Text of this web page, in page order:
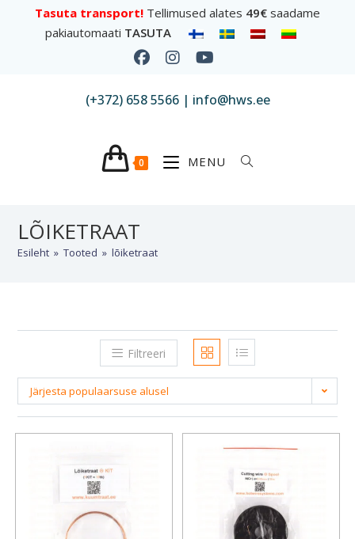
Tasuta transport! Tellimused alates 49€ saadame
pakiautomaati TASUTA
(+372) 658 5566 | info@hws.ee
0 MENU
LÕIKETRAAT
Esileht » Tooted » lõiketraat
Filtreeri
Järjesta populaarsuse alusel